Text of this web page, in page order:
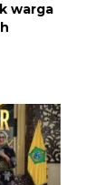
warga